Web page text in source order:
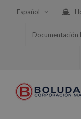
Español
Documentación